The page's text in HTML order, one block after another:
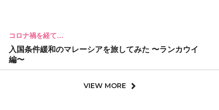
コロナ禍を経て…
入国条件緩和のマレーシアを旅してみた 〜ランカウイ
編〜
VIEW MORE